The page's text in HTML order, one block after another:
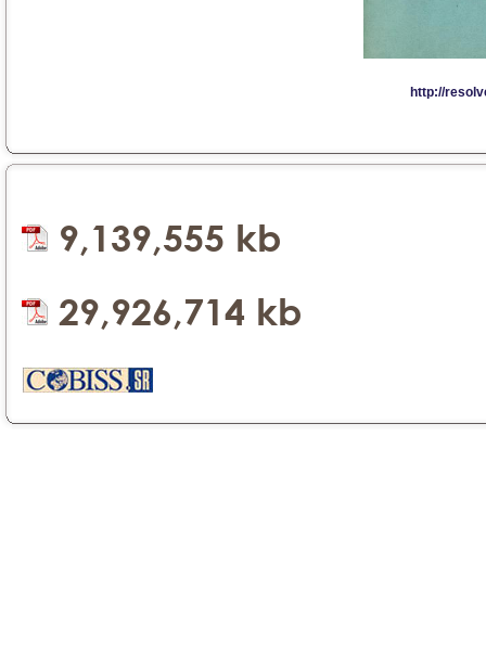
9,139,555 kb
29,926,714 kb